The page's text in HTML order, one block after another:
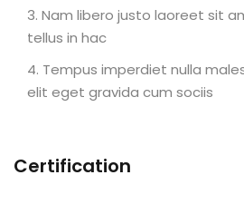
| Sophia
de TCC
Nam libero justo laoreet sit
tellus in hac
Tempus imperdiet nulla
elit eget gravida cum sociis
Certification